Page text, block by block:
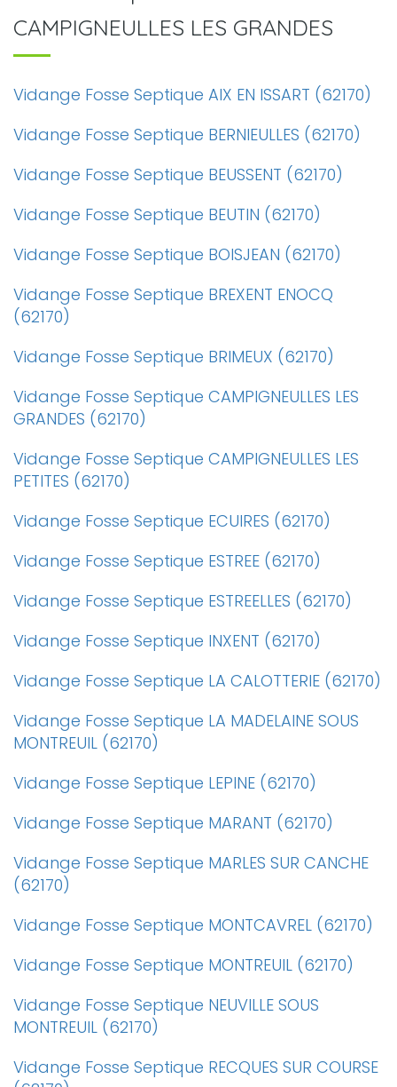
CAMPIGNEULLES LES GRANDES
Vidange Fosse Septique AIX EN ISSART (62170)
Vidange Fosse Septique BERNIEULLES (62170)
Vidange Fosse Septique BEUSSENT (62170)
Vidange Fosse Septique BEUTIN (62170)
Vidange Fosse Septique BOISJEAN (62170)
Vidange Fosse Septique BREXENT ENOCQ
(62170)
Vidange Fosse Septique BRIMEUX (62170)
Vidange Fosse Septique CAMPIGNEULLES LES
GRANDES (62170)
Vidange Fosse Septique CAMPIGNEULLES LES
PETITES (62170)
Vidange Fosse Septique ECUIRES (62170)
Vidange Fosse Septique ESTREE (62170)
Vidange Fosse Septique ESTREELLES (62170)
Vidange Fosse Septique INXENT (62170)
Vidange Fosse Septique LA CALOTTERIE (62170)
Vidange Fosse Septique LA MADELAINE SOUS
MONTREUIL (62170)
Vidange Fosse Septique LEPINE (62170)
Vidange Fosse Septique MARANT (62170)
Vidange Fosse Septique MARLES SUR CANCHE
(62170)
Vidange Fosse Septique MONTCAVREL (62170)
Vidange Fosse Septique MONTREUIL (62170)
Vidange Fosse Septique NEUVILLE SOUS
MONTREUIL (62170)
Vidange Fosse Septique RECQUES SUR COURSE